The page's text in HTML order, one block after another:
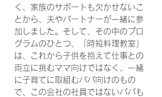
く、家族のサポートも欠かせないこ
とから、夫やパートナーが一緒に参
加しました。そして、その中のプロ
グラムのひとつ、「時短料理教室」
は、これから子供を抱えて仕事との
両立に挑むママ向けではなく、一緒
に子育てに取組むパパ向けのもの
で、この会社の社員ではないパパも